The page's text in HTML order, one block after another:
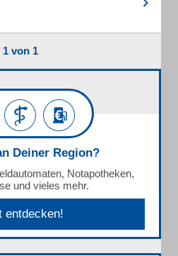
1 von 1
Deiner Region?
Notapotheken,
und vieles mehr.
entdecken!